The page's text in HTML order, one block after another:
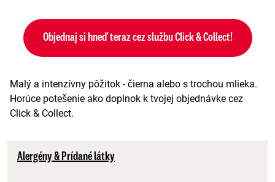
Objednaj si hneď teraz cez službu Click & Collect!
Malý a intenzívny pôžitok - čierna alebo s trochou mlieka.
Horúce potešenie ako doplnok k tvojej objednávke cez
Click & Collect.
Alergény & Prídané látky